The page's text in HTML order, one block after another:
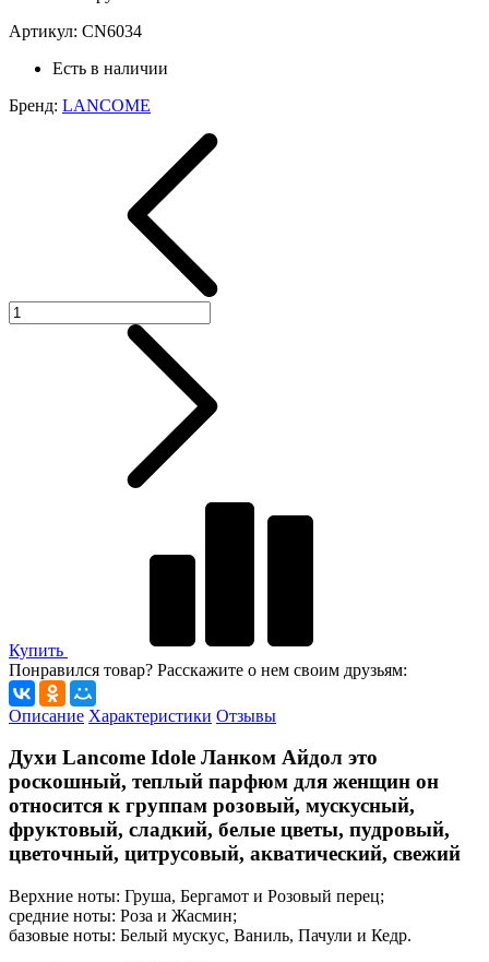
Артикул: CN6034
Есть в наличии
Бренд: LANCOME
Купить
Понравился товар? Расскажите о нем своим друзьям:
Описание Характеристики Отзывы
Духи Lancome Idole Ланком Айдол это
роскошный, теплый парфюм для женщин он
относится к группам розовый, мускусный,
фруктовый, сладкий, белые цветы, пудровый,
цветочный, цитрусовый, акватический, свежий
Верхние ноты: Груша, Бергамот и Розовый перец;
средние ноты: Роза и Жасмин;
базовые ноты: Белый мускус, Ваниль, Пачули и Кедр.